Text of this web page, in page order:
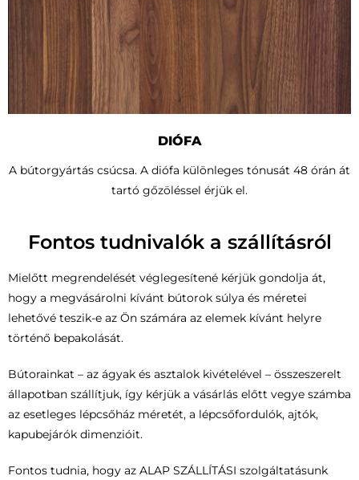
DIÓFA
A bútorgyártás csúcsa. A diófa különleges tónusát 48 órán át
tartó gőzöléssel érjük el.
Fontos tudnivalók a szállításról
Mielőtt megrendelését véglegesítené kérjük gondolja át,
hogy a megvásárolni kívánt bútorok súlya és méretei
lehetővé teszik-e az Ön számára az elemek kívánt helyre
történő bepakolását.
Bútorainkat – az ágyak és asztalok kivételével – összeszerelt
állapotban szállítjuk, így kérjük a vásárlás előtt vegye számba
az esetleges lépcsőház méretét, a lépcsőfordulók, ajtók,
kapubejárók dimenzióit.
Fontos tudnia, hogy az ALAP SZÁLLÍTÁSI szolgáltatásunk